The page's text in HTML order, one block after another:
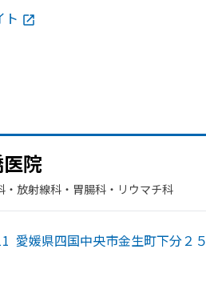
ト
院
・​放射線科・​胃腸科・​リウマチ科
愛媛県四国中央市金生町下分２５